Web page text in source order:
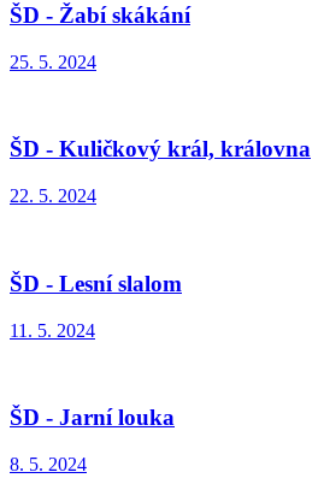
ŠD - Žabí skákání
25. 5. 2024
ŠD - Kuličkový král, královna
22. 5. 2024
ŠD - Lesní slalom
11. 5. 2024
ŠD - Jarní louka
8. 5. 2024